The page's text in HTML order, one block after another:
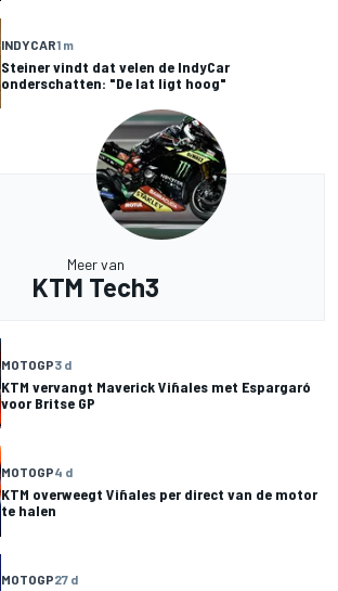
INDYCAR1 m
Steiner vindt dat velen de IndyCar
onderschatten: "De lat ligt hoog"
Meer van
KTM Tech3
MOTOGP3 d
KTM vervangt Maverick Viñales met Espargaró
voor Britse GP
MOTOGP4 d
KTM overweegt Viñales per direct van de motor
te halen
MOTOGP27 d